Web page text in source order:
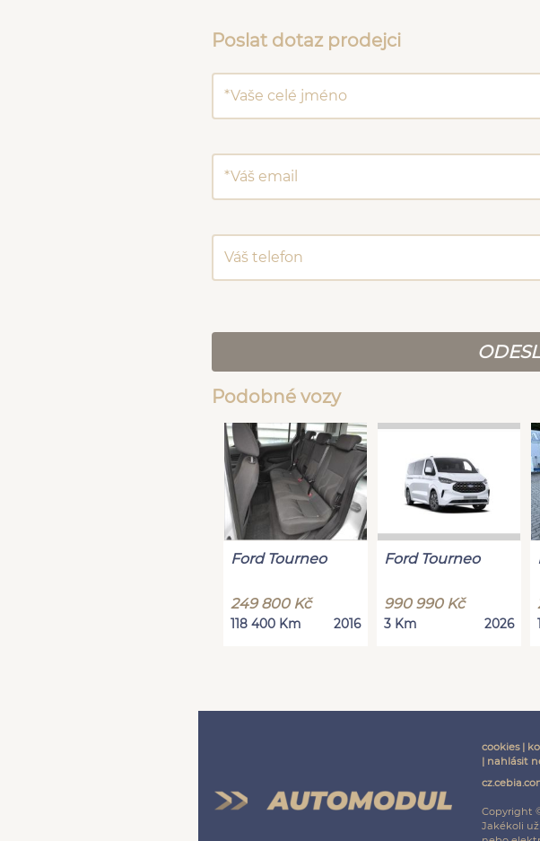
Poslat dotaz prodejci
Podobné vozy
Ford Tourneo
249 800 Kč
118 400 Km 2016
Ford Tourneo
990 990 Kč
3 Km 2026
cookies|
| nahlásit
Copyright ©
Jakékoli